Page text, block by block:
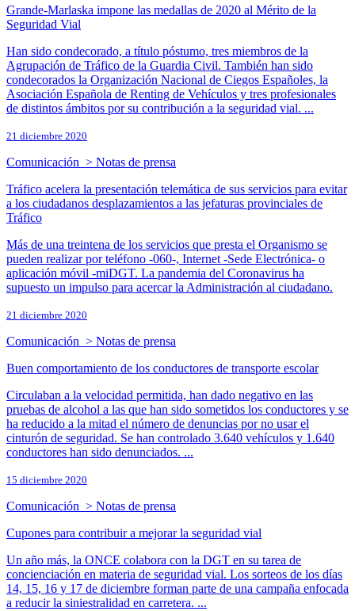
Grande-Marlaska impone las medallas de 2020 al Mérito de la
Seguridad Vial
Han sido condecorado, a título póstumo, tres miembros de la
Agrupación de Tráfico de la Guardia Civil. También han sido
condecorados la Organización Nacional de Ciegos Españoles, la
Asociación Española de Renting de Vehículos y tres profesionales
de distintos ámbitos por su contribución a la seguridad vial. ...
21 diciembre 2020
Comunicación > Notas de prensa
Tráfico acelera la presentación telemática de sus servicios para evitar
a los ciudadanos desplazamientos a las jefaturas provinciales de
Tráfico
Más de una treintena de los servicios que presta el Organismo se
pueden realizar por teléfono -060-, Internet -Sede Electrónica- o
aplicación móvil -miDGT. La pandemia del Coronavirus ha
supuesto un impulso para acercar la Administración al ciudadano.
21 diciembre 2020
Comunicación > Notas de prensa
Buen comportamiento de los conductores de transporte escolar
Circulaban a la velocidad permitida, han dado negativo en las
pruebas de alcohol a las que han sido sometidos los conductores y se
ha reducido a la mitad el número de denuncias por no usar el
cinturón de seguridad. Se han controlado 3.640 vehículos y 1.640
conductores han sido denunciados. ...
15 diciembre 2020
Comunicación > Notas de prensa
Cupones para contribuir a mejorar la seguridad vial
Un año más, la ONCE colabora con la DGT en su tarea de
concienciación en materia de seguridad vial. Los sorteos de los días
14, 15, 16 y 17 de diciembre forman parte de una campaña enfocada
a reducir la siniestralidad en carretera. ...